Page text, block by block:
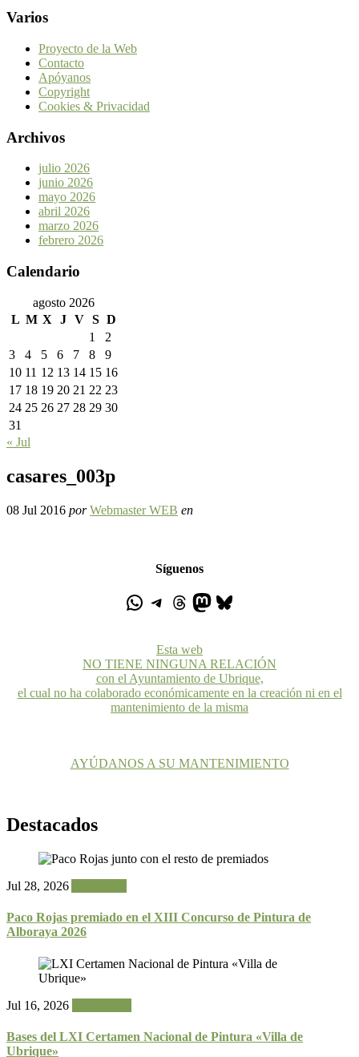
Varios
Proyecto de la Web
Contacto
Apóyanos
Copyright
Cookies & Privacidad
Archivos
julio 2026
junio 2026
mayo 2026
abril 2026
marzo 2026
febrero 2026
Calendario
agosto 2026
L M X J V S D
1
2
3
4 5 6 7 8
9
10 11 12 13 14 15 16
17 18 19 20 21 22 23
24 25 26 27 28 29 30
31
« Jul
casares_003p
08 Jul 2016 por Webmaster WEB en
Síguenos
Esta web
NO TIENE NINGUNA RELACIÓN
con el Ayuntamiento de Ubrique,
el cual no ha colaborado económicamente en la creación ni en el
mantenimiento de la misma
AYÚDANOS A SU MANTENIMIENTO
Destacados
Jul 28, 2026
Paco Rojas premiado en el XIII Concurso de Pintura de
Alboraya 2026
Jul 16, 2026
Bases del LXI Certamen Nacional de Pintura «Villa de
Ubrique»